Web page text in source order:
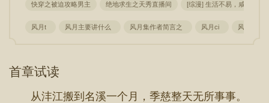
快穿之被迫攻略男主 绝地求生之天秀直播间 [综漫] 生活不易，咸鱼奋进
风月t 风月主要讲什么 风月集作者简言之 风月ci 风月集团
首章试读
从沣江搬到名溪一个月，季慈整天无所事事。